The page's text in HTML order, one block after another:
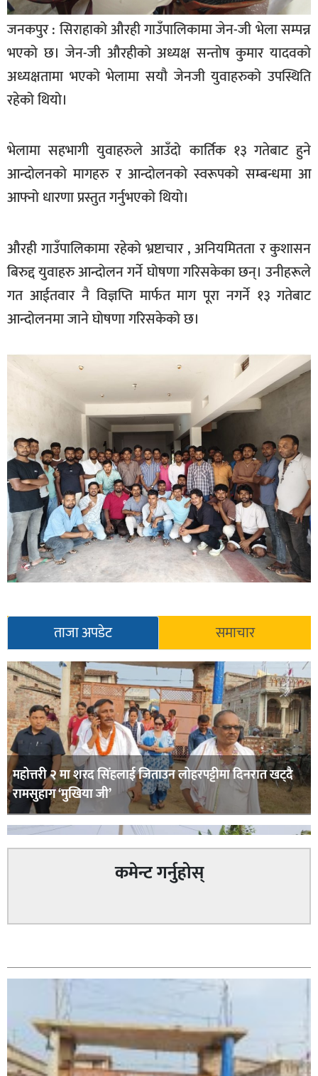
राष्ट्रिय
अन्तराष्ट्रिय
अन्तरबार्ता
अर्थ
मनोरञ्जन
फोटो
अन्य
समाज
शिक्षा
स्वास्थ्य
जनकपुर : सिराहाको औरही गाउँपालिकामा जेन-जी भेला सम्पन्न
भएको छ। जेन-जी औरहीको अध्यक्ष सन्तोष कुमार यादवको
अध्यक्षतामा भएको भेलामा सयौ जेनजी युवाहरुको उपस्थिति
रहेको थियो।
भेलामा सहभागी युवाहरुले आउँदो कार्तिक १३ गतेबाट हुने
आन्दोलनको मागहरु र आन्दोलनको स्वरूपको सम्बन्धमा आ
आफ्नो धारणा प्रस्तुत गर्नुभएको थियो।
औरही गाउँपालिकामा रहेको भ्रष्टाचार , अनियमितता र कुशासन
बिरुद्द युवाहरु आन्दोलन गर्ने घोषणा गरिसकेका छन्। उनीहरूले
गत आईतवार नै विज्ञप्ति मार्फत माग पूरा नगर्ने १३ गतेबाट
आन्दोलनमा जाने घोषणा गरिसकेको छ।
ताजा अपडेट समाचार
महोत्तरी २ मा शरद सिंहलाई जिताउन लोहरपट्टीमा दिनरात खट्दै
रामसुहाग ‘मुखिया जी’
कमेन्ट गर्नुहोस्